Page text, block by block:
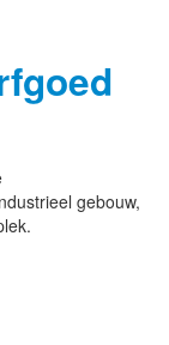
gebouw,